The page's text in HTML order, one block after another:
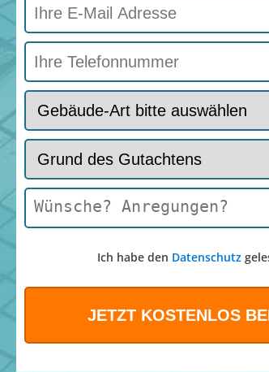
Ich habe den Datenschutz